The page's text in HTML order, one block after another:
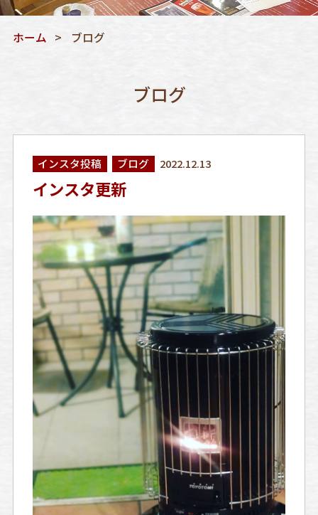
ホーム ブログ
ブログ
インスタ投稿 ブログ 2022.12.13
インスタ更新